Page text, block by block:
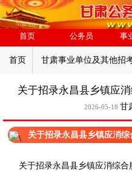
首页 公务员 事
首页 甘肃事业单位及其他招
关于招录永昌县乡镇应
2026-05-18 甘
关于招录永昌县乡镇应消
关于招录永昌县乡镇应消综合